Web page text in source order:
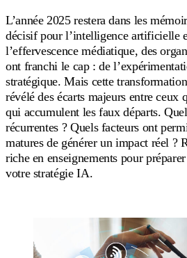
L’année 2025 restera dans les
décisif pour l’intelligence artificielle
l’effervescence médiatique, des
ont franchi le cap : de
stratégique. Mais cette
révélé des écarts majeurs entre ceux
qui accumulent les faux départs.
récurrentes ? Quels facteurs ont
matures de générer un impact réel ?
riche en enseignements pour
votre stratégie IA.